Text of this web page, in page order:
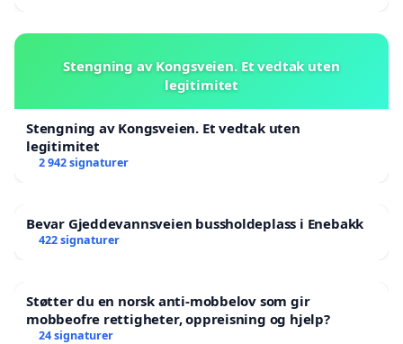
Stengning av Kongsveien. Et vedtak uten
legitimitet
Stengning av Kongsveien. Et vedtak uten
legitimitet
2 942 signaturer
Bevar Gjeddevannsveien bussholdeplass i Enebakk
422 signaturer
Støtter du en norsk anti-mobbelov som gir
mobbeofre rettigheter, oppreisning og hjelp?
24 signaturer